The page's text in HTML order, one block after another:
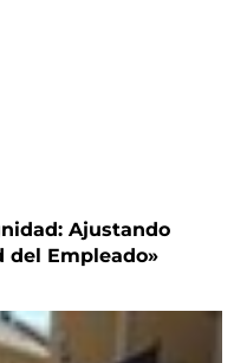
Ajustando
del Empleado»